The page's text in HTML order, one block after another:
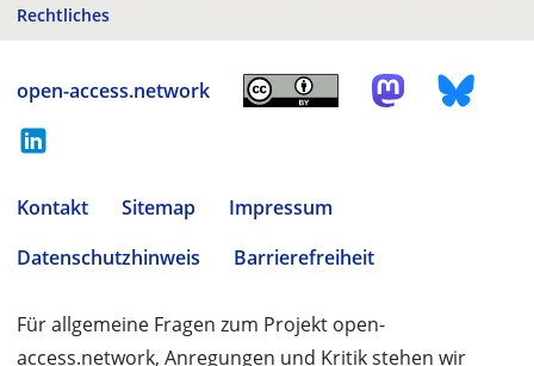
Rechtliches
open-access.network
Kontakt Sitemap
Impressum
Datenschutzhinweis
Barrierefreiheit
Für allgemeine Fragen zum Projekt open-
access.network, Anregungen und Kritik stehen wir